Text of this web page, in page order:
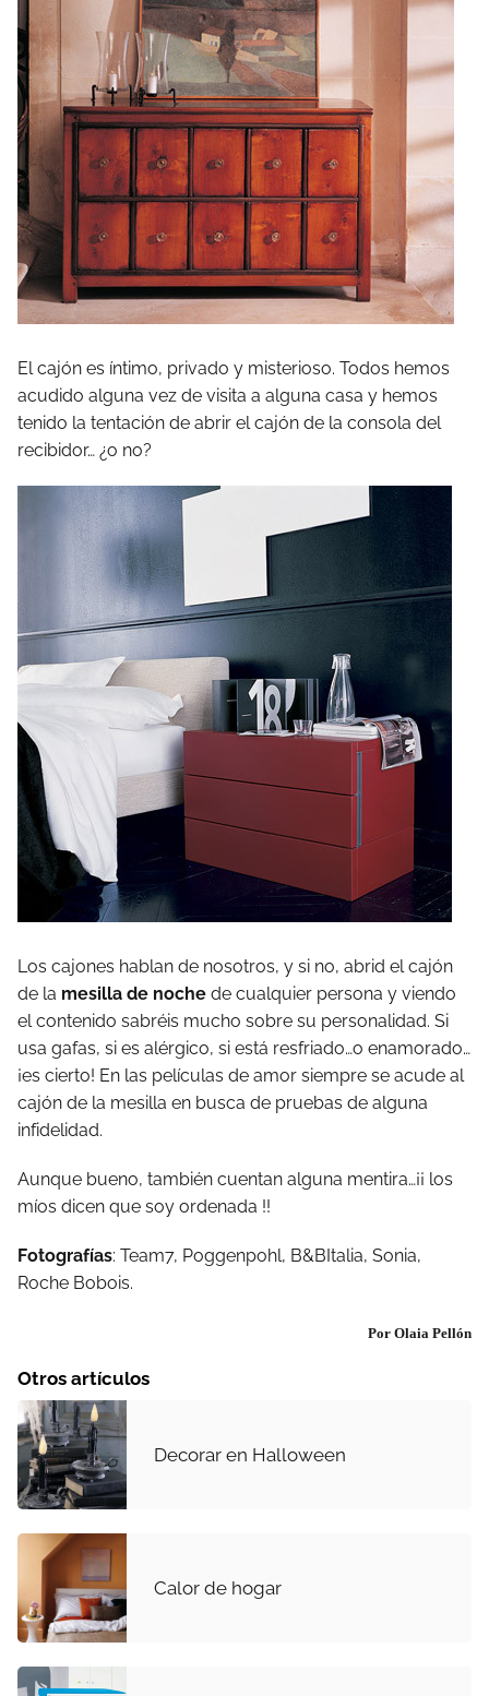
El cajón es íntimo, privado y misterioso. Todos hemos
acudido alguna vez de visita a alguna casa y hemos
tenido la tentación de abrir el cajón de la consola del
recibidor… ¿o no?
Los cajones hablan de nosotros, y si no, abrid el cajón
de la mesilla de noche de cualquier persona y viendo
el contenido sabréis mucho sobre su personalidad. Si
usa gafas, si es alérgico, si está resfriado…o enamorado…
¡es cierto! En las películas de amor siempre se acude al
cajón de la mesilla en busca de pruebas de alguna
infidelidad.
Aunque bueno, también cuentan alguna mentira…¡¡ los
míos dicen que soy ordenada !!
Fotografías: Team7, Poggenpohl, B&BItalia, Sonia,
Roche Bobois.
Por Olaia Pellón
Otros artículos
Decorar en Halloween
Calor de hogar